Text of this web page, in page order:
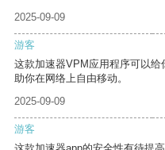
2025-09-09
游客
这款加速器VPM应用程序可以
助你在网络上自由移动。
2025-09-09
游客